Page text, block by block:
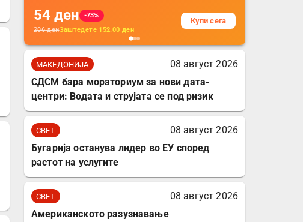
додатоци за заштита на
кабли, без батерија, за
мобилни телефони,
комплет за заштита на
54 ден
-73%
206денЗаштедете 152.00 ден
Купи сега
МАКЕДОНИЈА
08 август 2026
СДСМ бара мораториум за нови дата-
центри: Водата и струјата се под ризик
СВЕТ
08 август 2026
Бугарија останува лидер во ЕУ според
растот на услугите
СВЕТ
08 август 2026
Американското разузнавање